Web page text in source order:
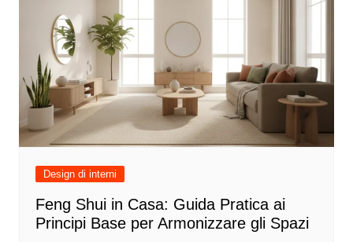
Design di interni
Feng Shui in Casa: Guida Pratica ai
Principi Base per Armonizzare gli Spazi